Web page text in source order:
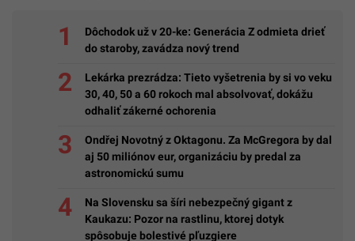
Dôchodok už v 20-ke: Generácia Z odmieta drieť
do staroby, zavádza nový trend
Lekárka prezrádza: Tieto vyšetrenia by si vo veku
30, 40, 50 a 60 rokoch mal absolvovať, dokážu
odhaliť zákerné ochorenia
Ondřej Novotný z Oktagonu. Za McGregora by dal
aj 50 miliónov eur, organizáciu by predal za
astronomickú sumu
Na Slovensku sa šíri nebezpečný gigant z
Kaukazu: Pozor na rastlinu, ktorej dotyk
spôsobuje bolestivé pľuzgiere